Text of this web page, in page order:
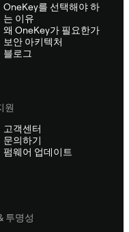
OneKey를 선택해야 하
는 이유
왜 OneKey가 필요한가
보안 아키텍처
블로그
원
고객센터
문의하기
펌웨어 업데이트
투명성